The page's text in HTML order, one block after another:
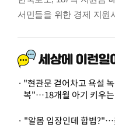
"현관문 걷어차고 욕설
복"…18개월 아기 키우